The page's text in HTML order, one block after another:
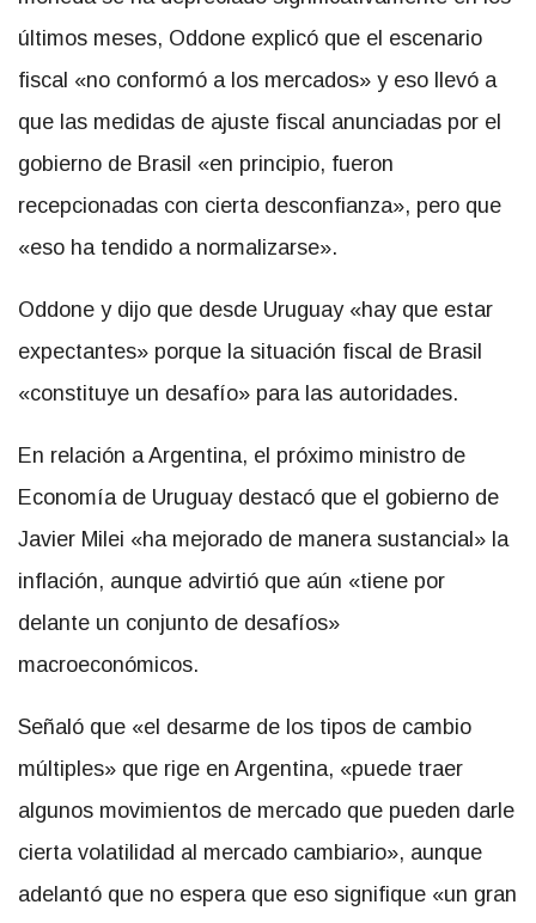
últimos meses, Oddone explicó que el escenario
fiscal «no conformó a los mercados» y eso llevó a
que las medidas de ajuste fiscal anunciadas por el
gobierno de Brasil «en principio, fueron
recepcionadas con cierta desconfianza», pero que
«eso ha tendido a normalizarse».
Oddone y dijo que desde Uruguay «hay que estar
expectantes» porque la situación fiscal de Brasil
«constituye un desafío» para las autoridades.
En relación a Argentina, el próximo ministro de
Economía de Uruguay destacó que el gobierno de
Javier Milei «ha mejorado de manera sustancial» la
inflación, aunque advirtió que aún «tiene por
delante un conjunto de desafíos»
macroeconómicos.
Señaló que «el desarme de los tipos de cambio
múltiples» que rige en Argentina, «puede traer
algunos movimientos de mercado que pueden darle
cierta volatilidad al mercado cambiario», aunque
adelantó que no espera que eso signifique «un gran